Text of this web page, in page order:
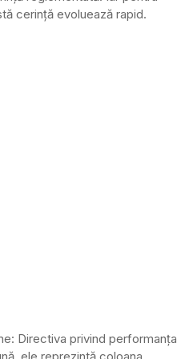
cerință evoluează rapid.
Directiva privind performanța